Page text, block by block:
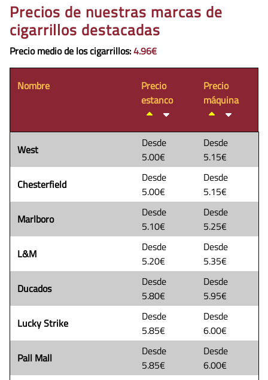
Precios de nuestras marcas de
cigarrillos destacadas
Precio medio de los cigarrillos:4.96€
Nombre
Precio
estanco
Precio
máquina
West
Desde
5.00€
Desde
5.15€
Chesterfield
Desde
5.00€
Desde
5.15€
Marlboro
Desde
5.10€
Desde
5.25€
L&M
Desde
5.20€
Desde
5.35€
Ducados
Desde
5.80€
Desde
5.95€
Lucky Strike
Desde
5.85€
Desde
6.00€
Pall Mall
Desde
5.85€
Desde
6.00€